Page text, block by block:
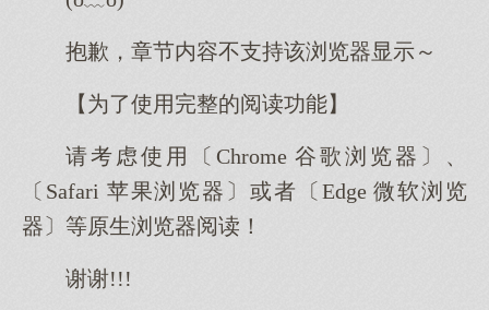
抱歉，章节内容不支持该浏览器显示～
【为了使用完整的阅读功能】
请考虑使用〔Chrome 谷歌浏览器〕、
〔Safari 苹果浏览器〕或者〔Edge 微软浏览
器〕等原生浏览器阅读！
谢谢!!!